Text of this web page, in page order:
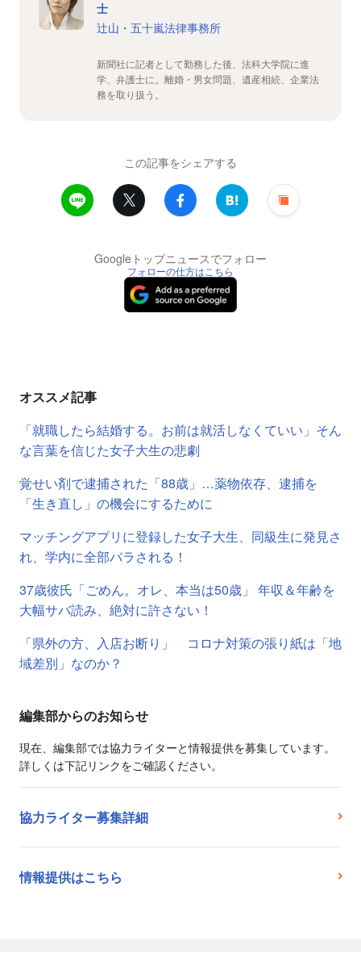
士
辻山・五十嵐法律事務所
新聞社に記者として勤務した後、法科大学院に進
学、弁護士に。離婚・男女問題、遺産相続、企業法
務を取り扱う。
この記事をシェアする
Googleトップニュースでフォロー
フォローの仕方はこちら
オススメ記事
「就職したら結婚する。お前は就活しなくていい」そん
な言葉を信じた女子大生の悲劇
覚せい剤で逮捕された「88歳」…薬物依存、逮捕を
「生き直し」の機会にするために
マッチングアプリに登録した女子大生、同級生に発見さ
れ、学内に全部バラされる！
37歳彼氏「ごめん。オレ、本当は50歳」 年収＆年齢を
大幅サバ読み、絶対に許さない！
「県外の方、入店お断り」 コロナ対策の張り紙は「地
域差別」なのか？
編集部からのお知らせ
現在、編集部では協力ライターと情報提供を募集しています。
詳しくは下記リンクをご確認ください。
協力ライター募集詳細
情報提供はこちら